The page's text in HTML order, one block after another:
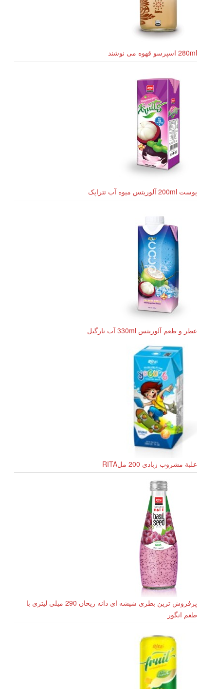
280ml اسپرسو قهوه می نوشند
پوست 200ml آلوریتس میوه آب تتراپک
عطر و طعم آلوریتس 330ml آب نارگیل
علبة مشروب زبادي 200 ملRITA
پرفروش ترین بطری شیشه ای دانه ریحان 290 میلی لیتری با
طعم انگور